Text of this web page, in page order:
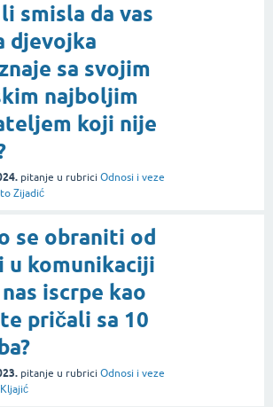
smisla da vas
djevojka
sa svojim
najboljim
koji nije
pitanje u rubrici Odnosi i veze
Zijadić
se obraniti od
u komunikaciji
iscrpe kao
pričali sa 10
pitanje u rubrici Odnosi i veze